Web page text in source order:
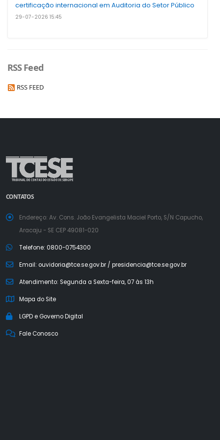
certificação internacional em Auditoria do Setor Público
29-07-2026 15:45
RSS Feed
RSS FEED
a a normal
CONTATOS
Endereço: Av. Cons. João Evangelista Maciel Porto, S/N Capucho,
Aracaju - SE CEP 49081-020
Telefone: 0800-0754300
Email: ouvidoria@tce.se.gov.br / presidencia@tce.se.gov.br
Atendimento: Segunda a Sexta-feira, 07 às 13h
Mapa do Site
LGPD e Governo Digital
Fale Conosco